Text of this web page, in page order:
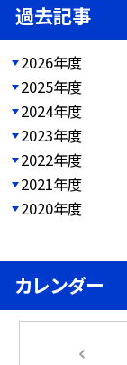
過去記事
2026年度
2025年度
2024年度
2023年度
2022年度
2021年度
2020年度
カレンダー